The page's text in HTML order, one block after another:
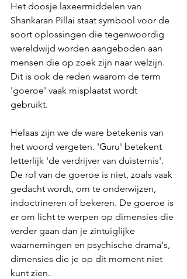
Het doosje laxeermiddelen van
Shankaran Pillai staat symbool voor de
soort oplossingen die tegenwoordig
wereldwijd worden aangeboden aan
mensen die op zoek zijn naar welzijn.
Dit is ook de reden waarom de term
'goeroe' vaak misplaatst wordt
gebruikt.
Helaas zijn we de ware betekenis van
het woord vergeten. 'Guru' betekent
letterlijk 'de verdrijver van duisternis'.
De rol van de goeroe is niet, zoals vaak
gedacht wordt, om te onderwijzen,
indoctrineren of bekeren. De goeroe is
er om licht te werpen op dimensies die
verder gaan dan je zintuiglijke
waarnemingen en psychische drama's,
dimensies die je op dit moment niet
kunt zien.